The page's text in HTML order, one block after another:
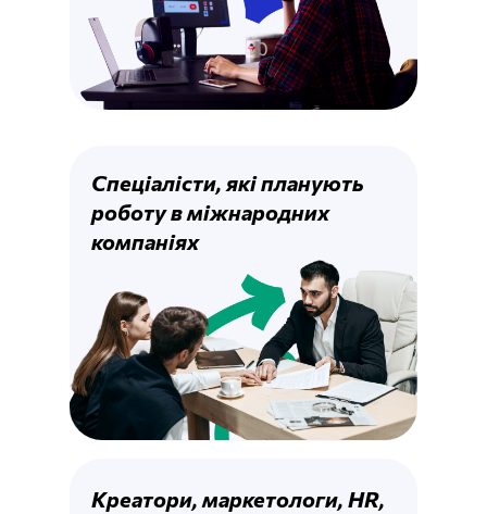
Спеціалісти, які планують
роботу в міжнародних
компаніях
Креатори, маркетологи, HR,